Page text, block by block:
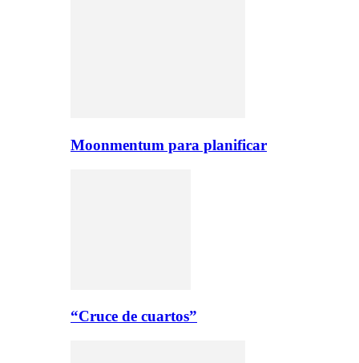
Moonmentum para planificar
“Cruce de cuartos”